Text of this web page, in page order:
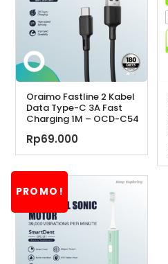
Oraimo Fastline 2 Kabel
Data Type-C 3A Fast
Charging 1M – OCD-C54
Rp69.000
PROMO!